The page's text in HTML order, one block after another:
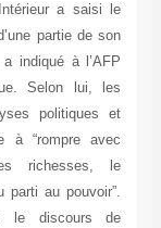
a saisi le
partie de son
indiqué à l’AFP
Selon lui, les
politiques et
à “rompre avec
richesses, le
parti au pouvoir”.
le discours de